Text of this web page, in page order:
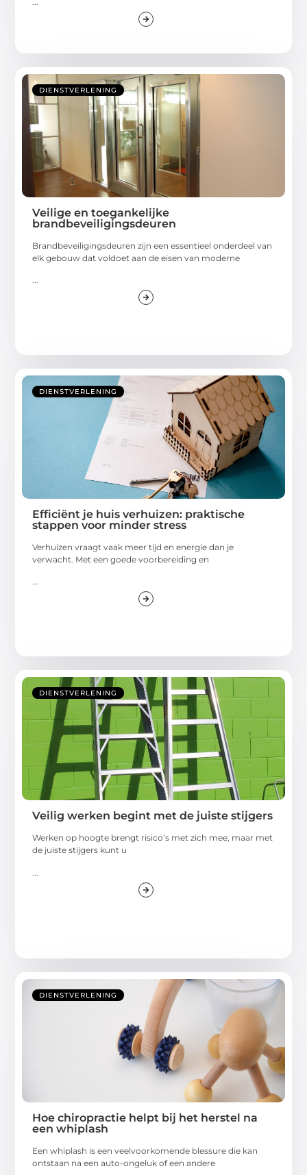
DIENSTVERLENING
Veilige en toegankelijke
brandbeveiligingsdeuren
Brandbeveiligingsdeuren zijn een essentieel onderdeel van
elk gebouw dat voldoet aan de eisen van moderne
DIENSTVERLENING
Efficiënt je huis verhuizen: praktische
stappen voor minder stress
Verhuizen vraagt vaak meer tijd en energie dan je
verwacht. Met een goede voorbereiding en
...
DIENSTVERLENING
Veilig werken begint met de juiste stijgers
Werken op hoogte brengt risico’s met zich mee, maar met
de juiste stijgers kunt u
DIENSTVERLENING
Hoe chiropractie helpt bij het herstel na
een whiplash
Een whiplash is een veelvoorkomende blessure die kan
ontstaan na een auto-ongeluk of een andere